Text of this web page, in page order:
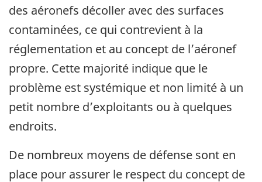
des aéronefs décoller avec des surfaces
contaminées, ce qui contrevient à la
réglementation et au concept de l’aéronef
propre. Cette majorité indique que le
problème est systémique et non limité à un
petit nombre d’exploitants ou à quelques
endroits.
De nombreux moyens de défense sont en
place pour assurer le respect du concept de